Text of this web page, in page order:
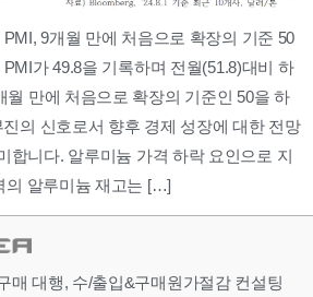
9개월 만에 처음으로 확장의 기준 50
가 49.8을 기록하며 전월(51.8)대비 하
월 만에 처음으로 확장의 기준인 50을 하
의 신호로서 향후 경제 성장에 대한 전망
합니다. 알루미늄 가격 하락 요인으로 지
의 알루미늄 재고는 […]
매 대행, 수/출입&구매원가절감 컨설팅